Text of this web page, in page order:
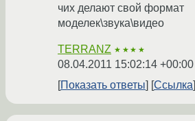
чих делают свой формат
моделек\звука\видео
TERRANZ ★★★★
08.04.2011 15:02:14 +00:00
Показать ответы
Ссылка